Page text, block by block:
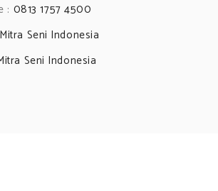
: 0813 1757 4500
Mitra Seni Indonesia
Seni Indonesia